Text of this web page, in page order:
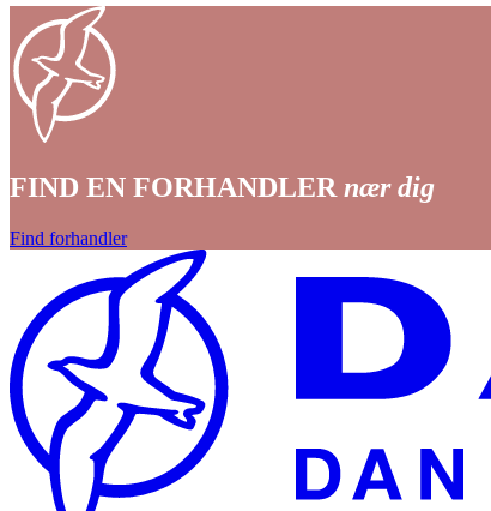
FIND EN FORHANDLER nær dig
Find forhandler